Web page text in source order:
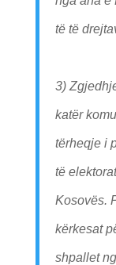
të të
3)
katër
tërheqje i
të
Kosovës.
kërkesat
shpallet